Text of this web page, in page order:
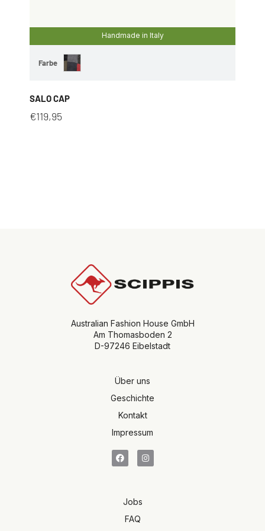
Handmade in Italy
Farbe
SALO CAP
€119,95
Australian Fashion House GmbH
Am Thomasboden 2
D-97246 Eibelstadt
Über uns
Geschichte
Kontakt
Impressum
Jobs
FAQ